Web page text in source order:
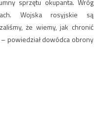
sprzętu okupanta. Wróg
Wojska rosyjskie są
że wiemy, jak chronić
powiedział dowódca obrony